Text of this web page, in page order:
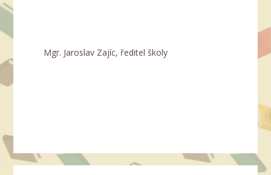
Mgr. Jaroslav Zajíc, ředitel školy